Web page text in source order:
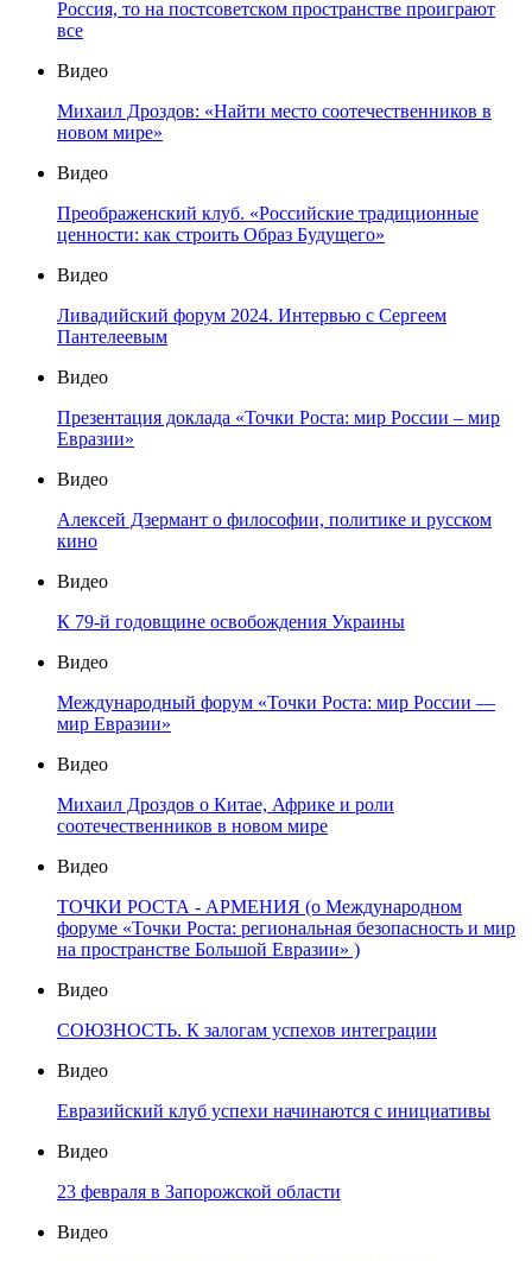
Россия, то на постсоветском пространстве проиграют
все
Видео
Михаил Дроздов: «Найти место соотечественников в
новом мире»
Видео
Преображенский клуб. «Российские традиционные
ценности: как строить Образ Будущего»
Видео
Ливадийский форум 2024. Интервью с Сергеем
Пантелеевым
Видео
Презентация доклада «Точки Роста: мир России – мир
Евразии»
Видео
Алексей Дзермант о философии, политике и русском
кино
Видео
К 79-й годовщине освобождения Украины
Видео
Международный форум «Точки Роста: мир России —
мир Евразии»
Видео
Михаил Дроздов о Китае, Африке и роли
соотечественников в новом мире
Видео
ТОЧКИ РОСТА - АРМЕНИЯ (о Международном
форуме «Точки Роста: региональная безопасность и мир
на пространстве Большой Евразии» )
Видео
СОЮЗНОСТЬ. К залогам успехов интеграции
Видео
Евразийский клуб успехи начинаются с инициативы
Видео
23 февраля в Запорожской области
Видео